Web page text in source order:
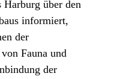
Harburg über den
informiert,
der
Fauna und
der